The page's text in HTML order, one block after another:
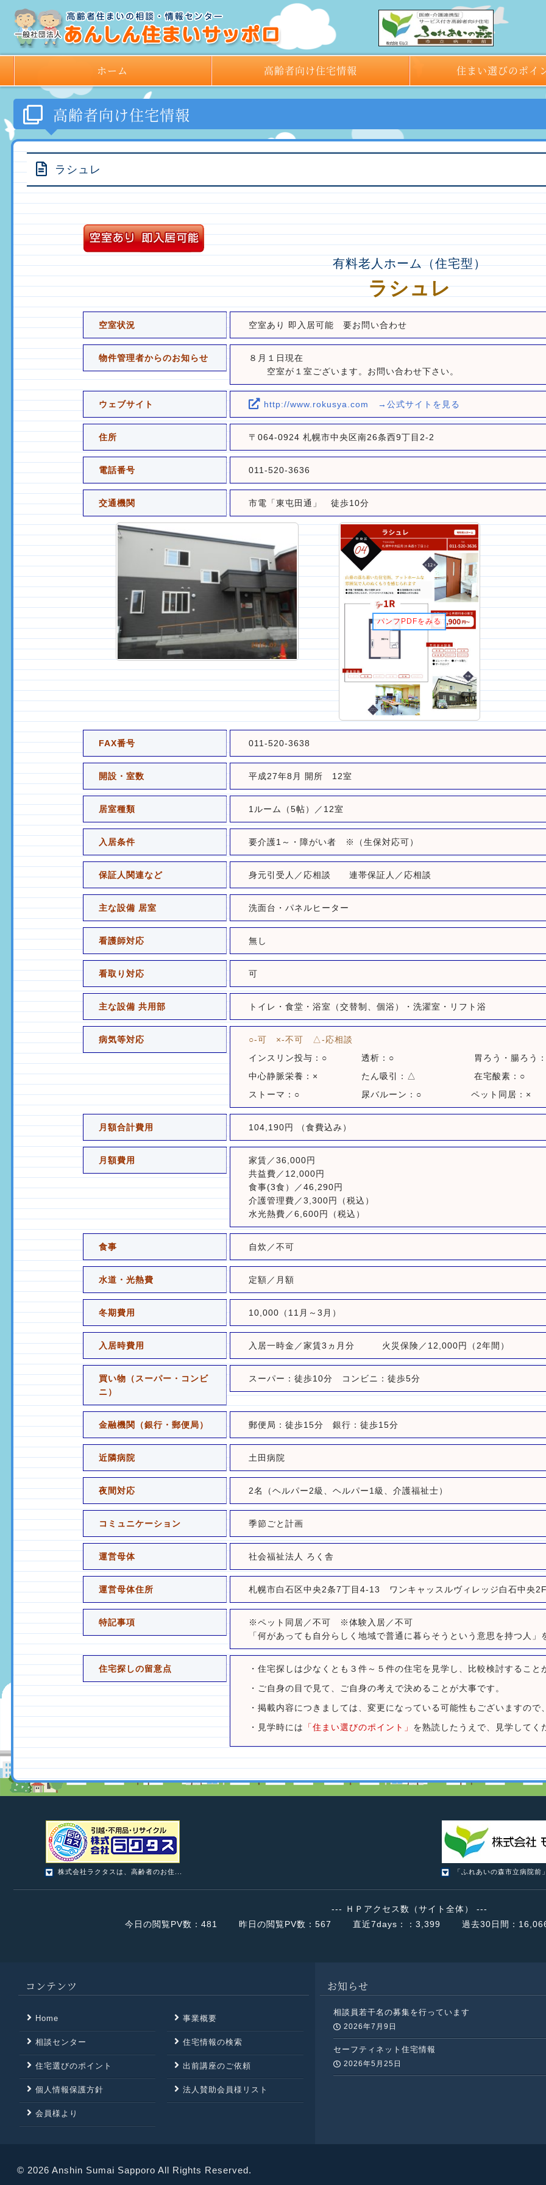
ホーム 高齢者向け住宅情報 住まい選びのポイ
高齢者向け住宅情報
ラシュレ
有料老人ホーム（住宅型）
ラシュレ
空室状況 空室あり 即入居可能 要お問い合わせ
物件管理者からのお知らせ
８月１日現在
空室が１室ございます。お問い合わせ下さい。
ウェブサイト http://www.rokusya.com →公式サイトを見る
住所 〒064-0924 札幌市中央区南26条西9丁目2-2
電話番号 011-520-3636
交通機関 市電「東屯田通」 徒歩10分
画像を拡大
パンフPDFをみる
FAX番号 011-520-3638
開設・室数 平成27年8月 開所 12室
居室種類 1ルーム（5帖）／12室
入居条件 要介護1～・障がい者 ※（生保対応可）
保証人関連など 身元引受人／応相談 連帯保証人／応相談
主な設備 居室 洗面台・パネルヒーター
看護師対応 無し
看取り対応 可
主な設備 共用部 トイレ・食堂・浴室（交替制、個浴）・洗濯室・リフト浴
病気等対応
○-可 ×-不可 △-応相談
インスリン投与：○
透析：○ 胃ろう・腸ろう
中心静脈栄養：×
たん吸引：△ 在宅酸素：○
ストーマ：○
尿バルーン：○ ペット同居：×
月額合計費用 104,190円 （食費込み）
月額費用
家賃／36,000円
共益費／12,000円
食事(3食）／46,290円
介護管理費／3,300円（税込）
水光熱費／6,600円（税込）
食事 自炊／不可
水道・光熱費 定額／月額
冬期費用 10,000（11月～3月）
入居時費用 入居一時金／家賃3ヵ月分 火災保険／12,000円（2年間）
買い物（スーパー・コンビ
ニ）
スーパー：徒歩10分 コンビニ：徒歩5分
金融機関（銀行・郵便局） 郵便局：徒歩15分 銀行：徒歩15分
近隣病院 土田病院
夜間対応 2名（ヘルパー2級、ヘルパー1級、介護福祉士）
コミュニケーション 季節ごと計画
運営母体 社会福祉法人 ろく舎
運営母体住所 札幌市白石区中央2条7丁目4-13 ワンキャッスルヴィレッジ白石中央2F
特記事項
※ペット同居／不可 ※体験入居／不可
「何があっても自分らしく地域で普通に暮らそうという意思を持つ人」
住宅探しの留意点
・住宅探しは少なくとも３件～５件の住宅を見学し、比較検討すること
・ご自身の目で見て、ご自身の考えで決めることが大事です。
・掲載内容につきましては、変更になっている可能性もございますので
・見学時には
「住まい選びのポイント」 を熟読したうえで、見学してく
株式会社ラクタスは、高齢者のお住...
せくださいませ。
「ふれあいの森市立病院前
「ふれあいの森市立病院前」、「
12条館」、「ルーチェ・ウノ」、
--- ＨＰアクセス数（サイト全体） ---
今日の閲覧PV数：481
昨日の閲覧PV数：567 直近7days：：3,399 過去30日間：
コンテンツ
Home 事業概要
相談センター 住宅情報の検索
住宅選びのポイント 出前講座のご依頼
個人情報保護方針 法人賛助会員様リスト
会員様より
お知らせ
相談員若干名の募集を行っています
2026年7月9日
セーフティネット住宅情報
2026年5月25日
© 2026 Anshin Sumai Sapporo All Rights Reserved.